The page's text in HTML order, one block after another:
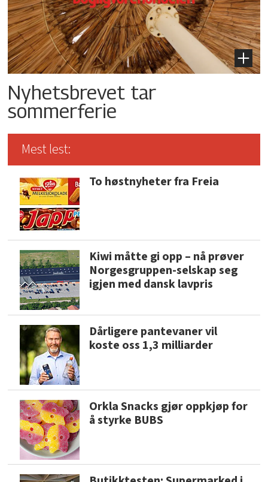
Nyhetsbrevet tar
sommerferie
Mest lest:
To høstnyheter fra Freia
Kiwi måtte gi opp – nå prøver
Norgesgruppen-selskap seg
igjen med dansk lavpris
Dårligere pantevaner vil
koste oss 1,3 milliarder
Orkla Snacks gjør oppkjøp for
å styrke BUBS